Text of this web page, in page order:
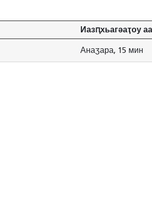
Иазԥхьагәаҭоу
Анаӡара, 15 мин